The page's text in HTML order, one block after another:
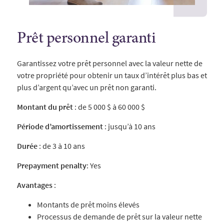
Prêt personnel garanti
Garantissez votre prêt personnel avec la valeur nette de
votre propriété pour obtenir un taux d’intérêt plus bas et
plus d’argent qu’avec un prêt non garanti.
Montant du prêt : de 5 000 $ à 60 000 $
Période d’amortissement : jusqu’à 10 ans
Durée : de 3 à 10 ans
Prepayment penalty: Yes
Avantages :
Montants de prêt moins élevés
Processus de demande de prêt sur la valeur nette